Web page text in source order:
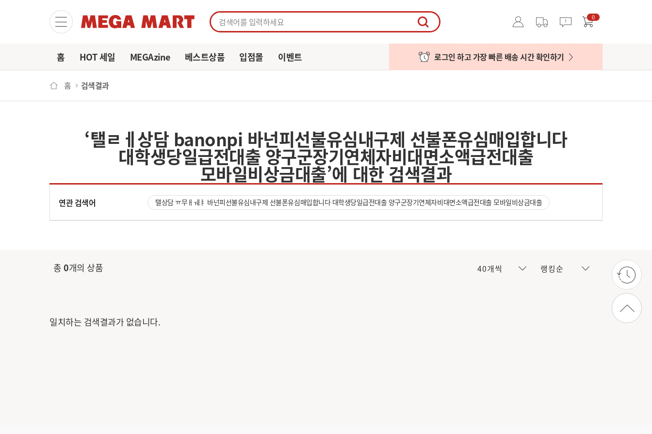
마이페이지주문/배송알림 장바구니 0
홈 HOT 세일 MEGAzine 베스트상품 입점몰 이벤트 로그인 하고 가장 빠른 배송 시간 확인하기
홈 검색결과
‘탤ㄹㅔ상담 banonpi 바넌피선불유심내구제 선불폰유심매입합니다
대학생당일급전대출 양구군장기연체자비대면소액급전대출
모바일비상금대출’에 대한 검색결과
연관 검색어 탤상담 ㅠ무ㅐㅞㅑ 바넌피선불유심내구제 선불폰유심매입합니다 대학생당일급전대출 양구군장기연체자비대면소액급전대출 모바일비상금대출
총0개의 상품 40개씩 랭킹순
일치하는 검색결과가 없습니다.